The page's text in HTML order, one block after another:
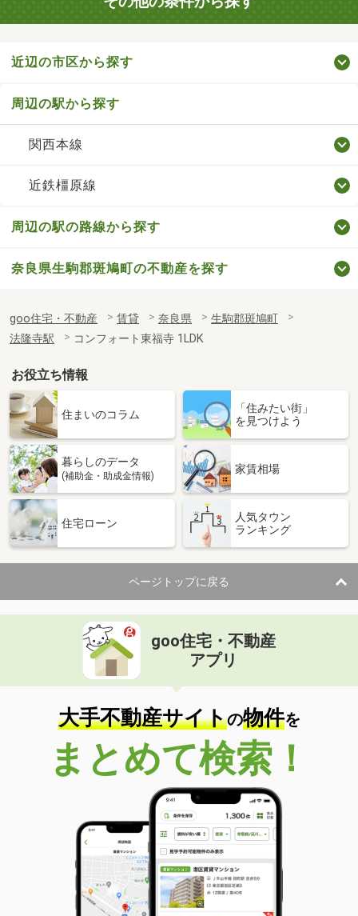
近辺の市区から探す
周辺の駅から探す
関西本線
近鉄橿原線
周辺の駅の路線から探す
奈良県生駒郡斑鳩町の不動産を探す
goo住宅・不動産 賃貸 奈良県
生駒郡斑鳩町
法隆寺駅
コンフォート東福寺 1LDK
お役立ち情報
住まいのコラム
「住みたい街」
を見つけよう
暮らしのデータ
(補助金・助成金情報)
家賃相場
住宅ローン
人気タウン
ランキング
ページトップに戻る
goo住宅・不動産
アプリ
大手不動産サイトの物件を
まとめて検索！